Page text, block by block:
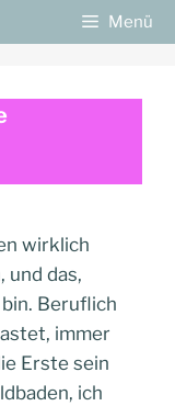
Menü
wirklich
und das,
Beruflich
immer
Erste sein
ich